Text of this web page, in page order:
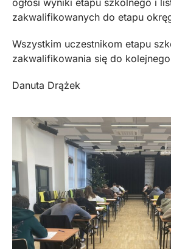
ogłosi wyniki etapu szkolnego i
zakwalifikowanych do etapu
Wszystkim uczestnikom etapu
zakwalifikowania się do
Danuta Drążek